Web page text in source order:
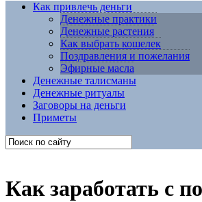
Как привлечь деньги
Денежные практики
Денежные растения
Как выбрать кошелек
Поздравления и пожелания
Эфирные масла
Денежные талисманы
Денежные ритуалы
Заговоры на деньги
Приметы
Как заработать с